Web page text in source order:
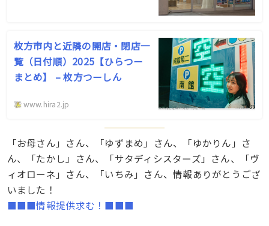
枚方市内と近隣の開店・閉店一
覧（日付順）2025【ひらつー
まとめ】 – 枚方つーしん
www.hira2.jp
「お母さん」さん、「ゆずまめ」さん、「ゆかりん」さ
ん、「たかし」さん、「サタディシスターズ」さん、「ヴ
ィオローネ」さん、「いちみ」さん、情報ありがとうござ
いました！
■■■情報提供求む！■■■